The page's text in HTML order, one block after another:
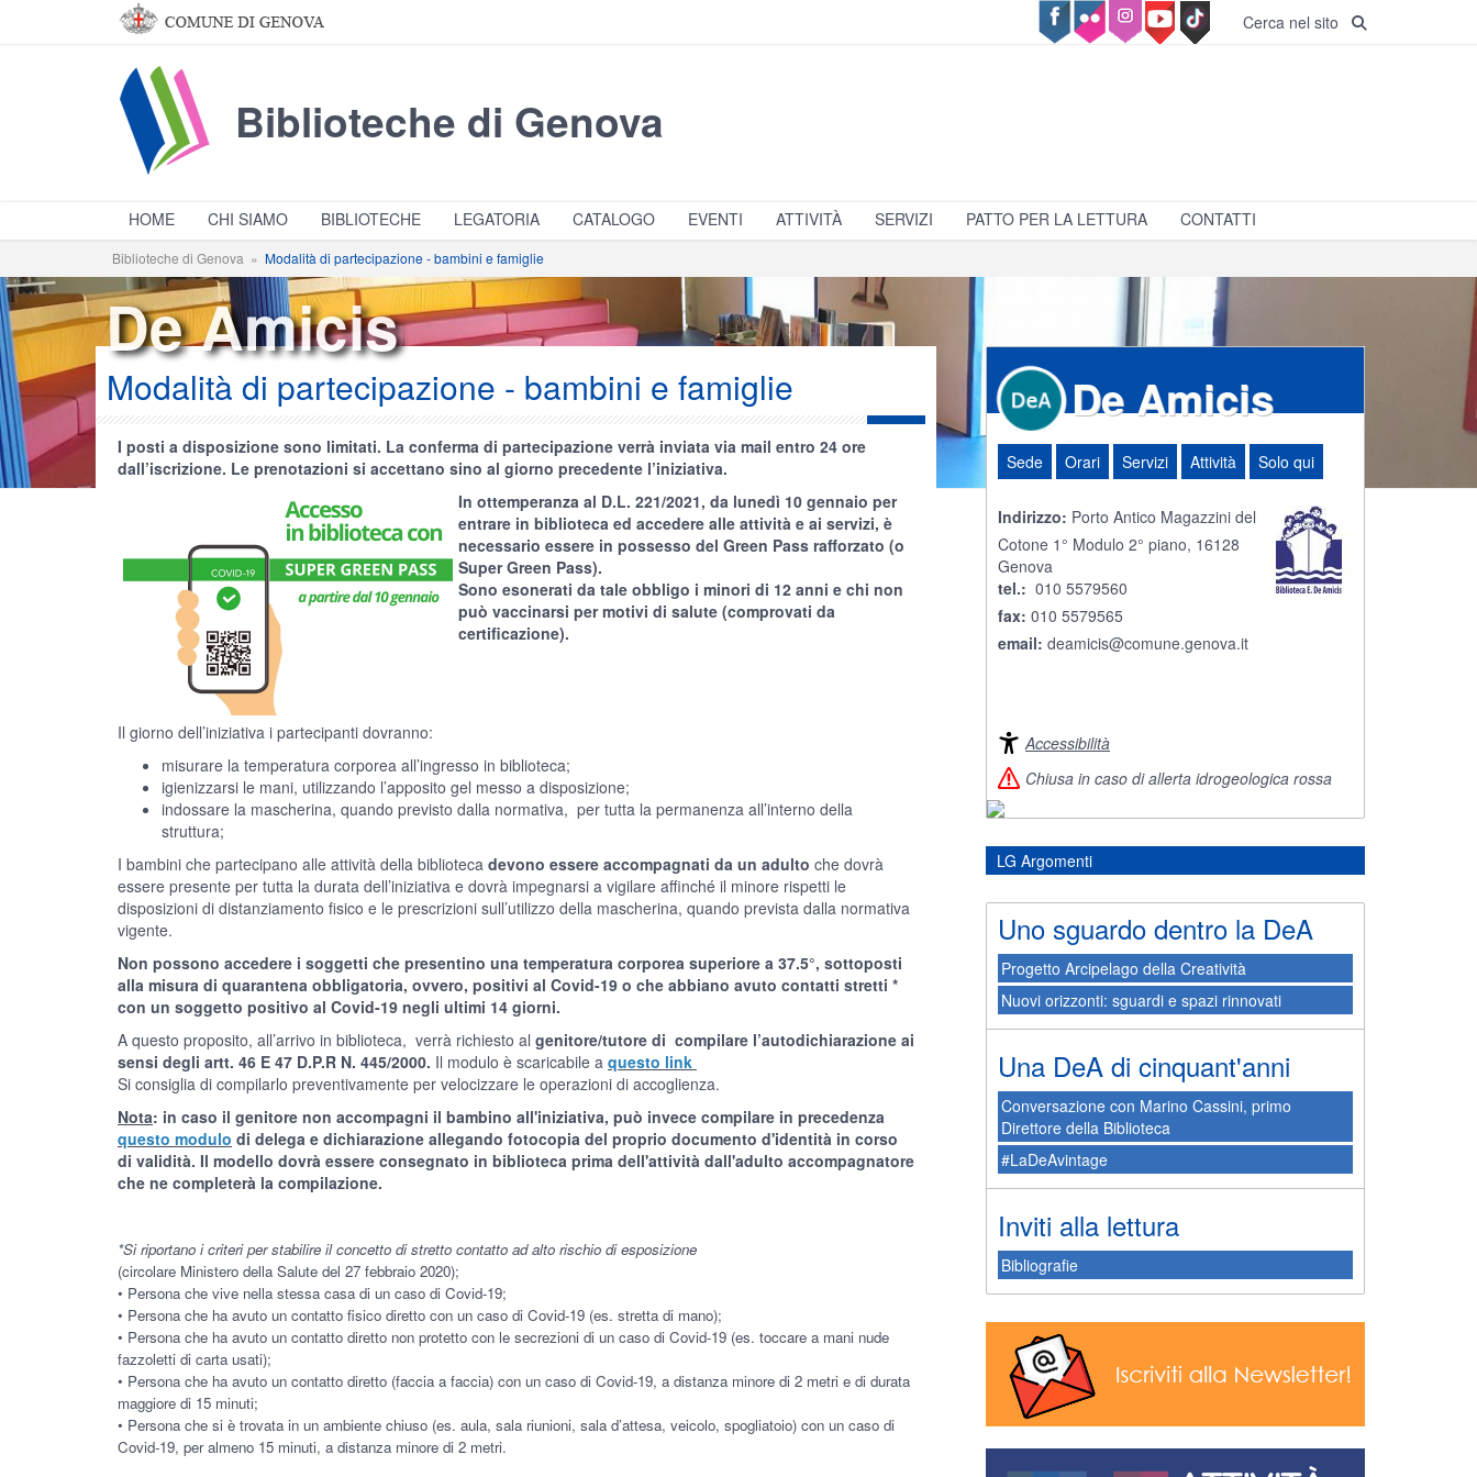
Salta al contenuto principale Cerca nel sito
Biblioteche di Genova
HOME CHI SIAMO BIBLIOTECHE LEGATORIA CATALOGO EVENTI ATTIVITÀ SERVIZI PATTO PER LA LETTURA CONTATTI
Biblioteche di Genova » Modalità di partecipazione - bambini e famiglie
De Amicis
Modalità di partecipazione - bambini e famiglie
I posti a disposizione sono limitati. La conferma di partecipazione verrà inviata via mail entro 24 ore
dall’iscrizione. Le prenotazioni si accettano sino al giorno precedente l’iniziativa.
In ottemperanza al D.L. 221/2021, da lunedì 10 gennaio per
entrare in biblioteca ed accedere alle attività e ai servizi, è
necessario essere in possesso del Green Pass rafforzato (o
Super Green Pass).
Sono esonerati da tale obbligo i minori di 12 anni e chi non
può vaccinarsi per motivi di salute (comprovati da
certificazione).
Il giorno dell’iniziativa i partecipanti dovranno:
misurare la temperatura corporea all’ingresso in biblioteca;
igienizzarsi le mani, utilizzando l’apposito gel messo a disposizione;
indossare la mascherina, quando previsto dalla normativa, per tutta la permanenza all’interno della
struttura;
I bambini che partecipano alle attività della biblioteca devono essere accompagnati da un adulto che dovrà
essere presente per tutta la durata dell’iniziativa e dovrà impegnarsi a vigilare affinché il minore rispetti le
disposizioni di distanziamento fisico e le prescrizioni sull’utilizzo della mascherina, quando prevista dalla normativa
vigente.
Non possono accedere i soggetti che presentino una temperatura corporea superiore a 37.5°, sottoposti
alla misura di quarantena obbligatoria, ovvero, positivi al Covid-19 o che abbiano avuto contatti stretti *
con un soggetto positivo al Covid-19 negli ultimi 14 giorni.
A questo proposito, all’arrivo in biblioteca, verrà richiesto al genitore/tutore di compilare l’autodichiarazione ai
sensi degli artt. 46 E 47 D.P.R N. 445/2000. Il modulo è scaricabile a questo link
Si consiglia di compilarlo preventivamente per velocizzare le operazioni di accoglienza.
Nota: in caso il genitore non accompagni il bambino all'iniziativa, può invece compilare in precedenza
questo modulo di delega e dichiarazione allegando fotocopia del proprio documento d'identità in corso
di validità. Il modello dovrà essere consegnato in biblioteca prima dell'attività dall'adulto accompagnatore
che ne completerà la compilazione.
*Si riportano i criteri per stabilire il concetto di stretto contatto ad alto rischio di esposizione
(circolare Ministero della Salute del 27 febbraio 2020);
• Persona che vive nella stessa casa di un caso di Covid-19;
• Persona che ha avuto un contatto fisico diretto con un caso di Covid-19 (es. stretta di mano);
• Persona che ha avuto un contatto diretto non protetto con le secrezioni di un caso di Covid-19 (es. toccare a mani nude
fazzoletti di carta usati);
• Persona che ha avuto un contatto diretto (faccia a faccia) con un caso di Covid-19, a distanza minore di 2 metri e di durata
maggiore di 15 minuti;
• Persona che si è trovata in un ambiente chiuso (es. aula, sala riunioni, sala d’attesa, veicolo, spogliatoio) con un caso di
Covid-19, per almeno 15 minuti, a distanza minore di 2 metri.
De Amicis
Sede Orari Servizi Attività Solo qui
Indirizzo: Porto Antico Magazzini del
Cotone 1° Modulo 2° piano, 16128
Genova
tel.: 010 5579560
fax: 010 5579565
email: deamicis@comune.genova.it
Accessibilità
Chiusa in caso di allerta idrogeologica rossa
LG Argomenti
Uno sguardo dentro la DeA
Progetto Arcipelago della Creatività
Nuovi orizzonti: sguardi e spazi rinnovati
Una DeA di cinquant'anni
Conversazione con Marino Cassini, primo
Direttore della Biblioteca
#LaDeAvintage
Inviti alla lettura
Bibliografie